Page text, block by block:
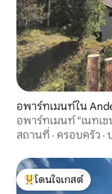
อพาร์ทเมนท์ใน
อพาร์ทเมนท์ "เนทเ
สถานที่ · ครอบครัว ·
โดนใจเกสต์ที่สุด
โดนใจเกสต์